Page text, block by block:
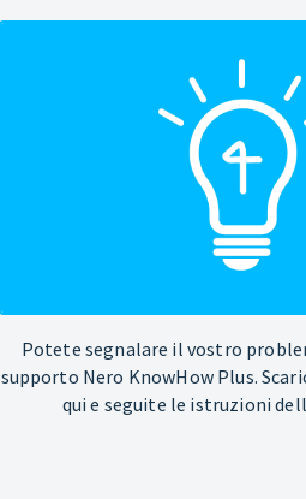
Potete segnalare il vostro
supporto Nero KnowHow Plus.
qui e seguite le istruzioni